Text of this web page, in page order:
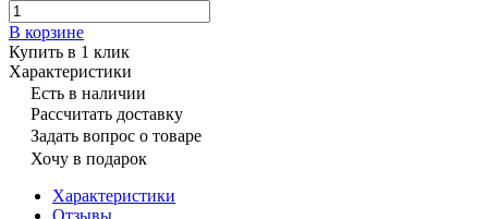
В корзине
Купить в 1 клик
Характеристики
Есть в наличии
Рассчитать доставку
Задать вопрос о товаре
Хочу в подарок
Характеристики
Отзывы